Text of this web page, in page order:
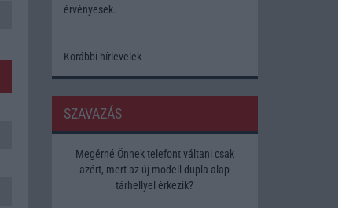
érvényesek.
Korábbi hírlevelek
SZAVAZÁS
Megérné Önnek telefont váltani csak
azért, mert az új modell dupla alap
tárhellyel érkezik?